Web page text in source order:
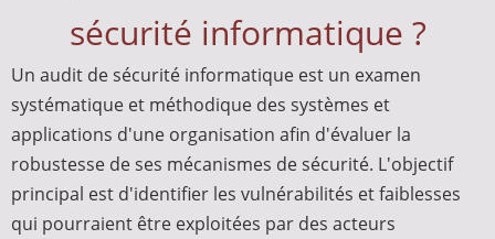
sécurité informatique ?
Un audit de sécurité informatique est un examen
systématique et méthodique des systèmes et
applications d'une organisation afin d'évaluer la
robustesse de ses mécanismes de sécurité. L'objectif
principal est d'identifier les vulnérabilités et faiblesses
qui pourraient être exploitées par des acteurs